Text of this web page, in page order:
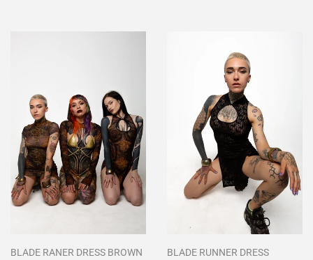
BLADE RANER DRESS BROWN
BLADE RUNNER DRESS